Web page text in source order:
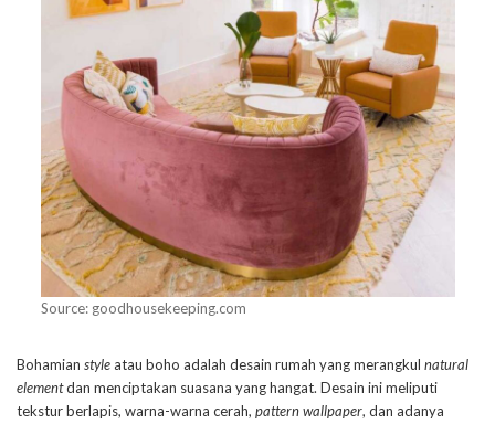
Source: goodhousekeeping.com
Bohamian styleatau boho adalah desain rumah yang merangkul natural
elementdan menciptakan suasana yang hangat. Desain ini meliputi
tekstur berlapis, warna-warna cerah, pattern wallpaper, dan adanya